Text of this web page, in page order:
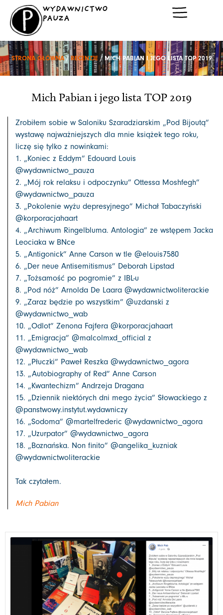
Przejdź
treści
WYDAWNICTWO
PAUZA
STRONA GŁÓWNA/RECENZJE/ MICH PABIAN I JEGO LISTA TOP 2019
Mich Pabian i jego lista TOP 2019
Zrobiłem sobie w Saloniku Szaradziarskim „Pod Bijoutą”
wystawę najważniejszych dla mnie książek tego roku,
liczę się tylko z nowinkami:
1. „Koniec z Eddym” Edouard Louis
@wydawnictwo_pauza
2. „Mój rok relaksu i odpoczynku” Ottessa Moshfegh”
@wydawnictwo_pauza
3. „Pokolenie wyżu depresyjnego” Michał Tabaczyński
@korporacjahaart
4. „Archiwum Ringelbluma. Antologia” ze wstępem Jacka
Leociaka w BNce
5. „Antigonick” Anne Carson w tle @elouis7580
6. „Der neue Antisemitismus” Deborah Lipstad
7. „Tożsamość po pogromie” z IBL-u
8. „Pod nóż” Arnolda De Laara @wydawnictwoliterackie
9. „Zaraz będzie po wszystkim” @uzdanski z
@wydawnictwo_wab
10. „Odlot” Zenona Fajfera @korporacjahaart
11. „Emigracja” @malcolmxd_official z
@wydawnictwo_wab
12. „Płuczki” Paweł Reszka @wydawnictwo_agora
13. „Autobiography of Red” Anne Carson
14. „Kwantechizm” Andrzeja Dragana
15. „Dziennik niektórych dni mego życia” Słowackiego z
@panstwowy.instytut.wydawniczy
16. „Sodoma” @martelfrederic @wydawnictwo_agora
17. „Uzurpator” @wydawnictwo_agora
18. „Boznańska. Non finito” @angelika_kuzniak
@wydawnictwoliterackie
Tak czytałem.
Mich Pabian